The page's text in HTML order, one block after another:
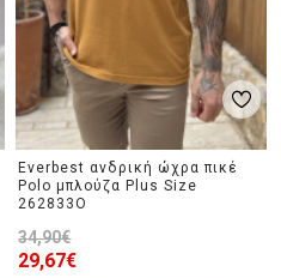
Everbest ανδρική ώχρα πικέ
Polo μπλούζα Plus Size
262833O
29,67€
34,90€